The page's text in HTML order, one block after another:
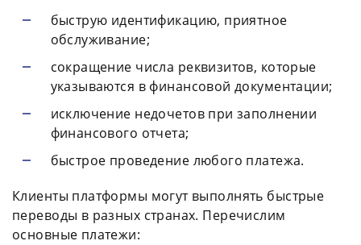
быструю идентификацию, приятное
обслуживание;
сокращение числа реквизитов, которые
указываются в финансовой документации;
исключение недочетов при заполнении
финансового отчета;
быстрое проведение любого платежа.
Клиенты платформы могут выполнять быстрые
переводы в разных странах. Перечислим
основные платежи: